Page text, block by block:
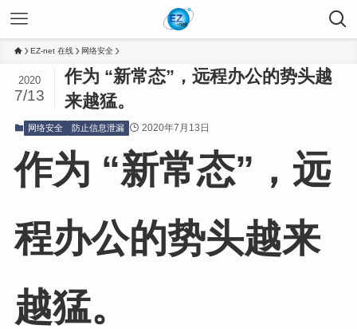
EZ-net 在线 网络安全
作为 “新常态”，远程办公的势头越
来越猛。
2020
7/13
网络安全 防止信息泄漏 2020年7月13日
作为 “新常态”，远
程办公的势头越来
越猛。